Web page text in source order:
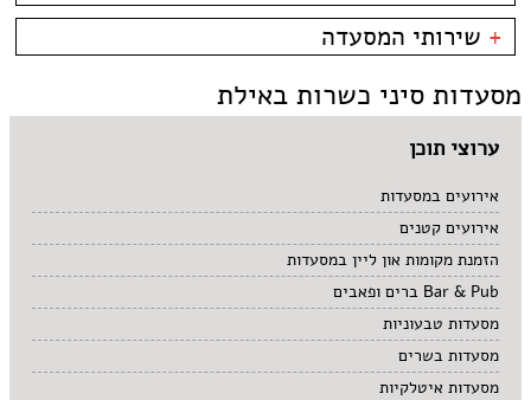
קניון מול הים - טיילת
צמחוני/טבעוני
פירות ים
סושי
אוכל ביתי
בית קפה
טאפאס בר
סיני
כשרות
כשר למהדרין
+ שירותי המסעדה
משלוחים
מסעדות סיני כשרות באילת
ערוצי תוכן
אירועים במסעדות
אירועים קטנים
הזמנת מקומות און ליין במסעדות
Bar & Pub ברים ופאבים
מסעדות טבעוניות
מסעדות בשרים
מסעדות איטלקיות